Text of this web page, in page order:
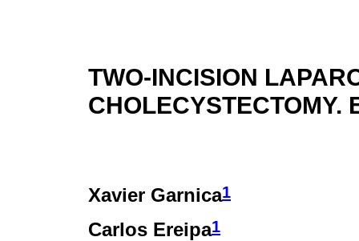
TWO-INCISION
CHOLECYSTECTOMY.
Xavier Garnica1
Carlos Ereipa1